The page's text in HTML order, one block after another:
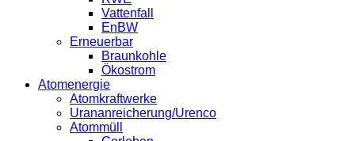
Vattenfall
EnBW
Erneuerbar
Braunkohle
Ökostrom
Atomenergie
Atomkraftwerke
Urananreicherung/Urenco
Atommüll